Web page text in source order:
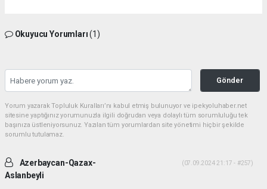
Okuyucu Yorumları(1)
Gönder
Yorum yazarak Topluluk Kuralları’nı kabul etmiş bulunuyor ve ipekyoluhaber.net
sitesine yaptığınız yorumunuzla ilgili doğrudan veya dolaylı tüm sorumluluğu tek
başınıza üstleniyorsunuz. Yazılan tüm yorumlardan site yönetimi hiçbir şekilde
sorumlu tutulamaz.
Azerbaycan-Qazax-
Aslanbeyli
(07.09.2024 21:17 - #257)